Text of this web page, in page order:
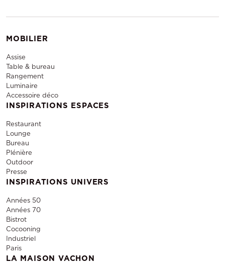
MOBILIER
Assise
Table & bureau
Rangement
Luminaire
Accessoire déco
INSPIRATIONS ESPACES
Restaurant
Lounge
Bureau
Plénière
Outdoor
Presse
INSPIRATIONS UNIVERS
Années 50
Années 70
Bistrot
Cocooning
Industriel
Paris
LA MAISON VACHON